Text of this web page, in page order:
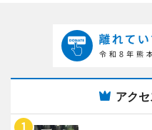
アク